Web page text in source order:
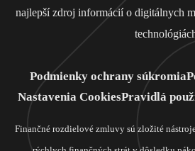
najlepší zdroj informácií o digitálnych
Podmienky ochrany súkromia
Nastavenia CookiesPravidlá
Finančné rozdielové zmluvy sú zložité